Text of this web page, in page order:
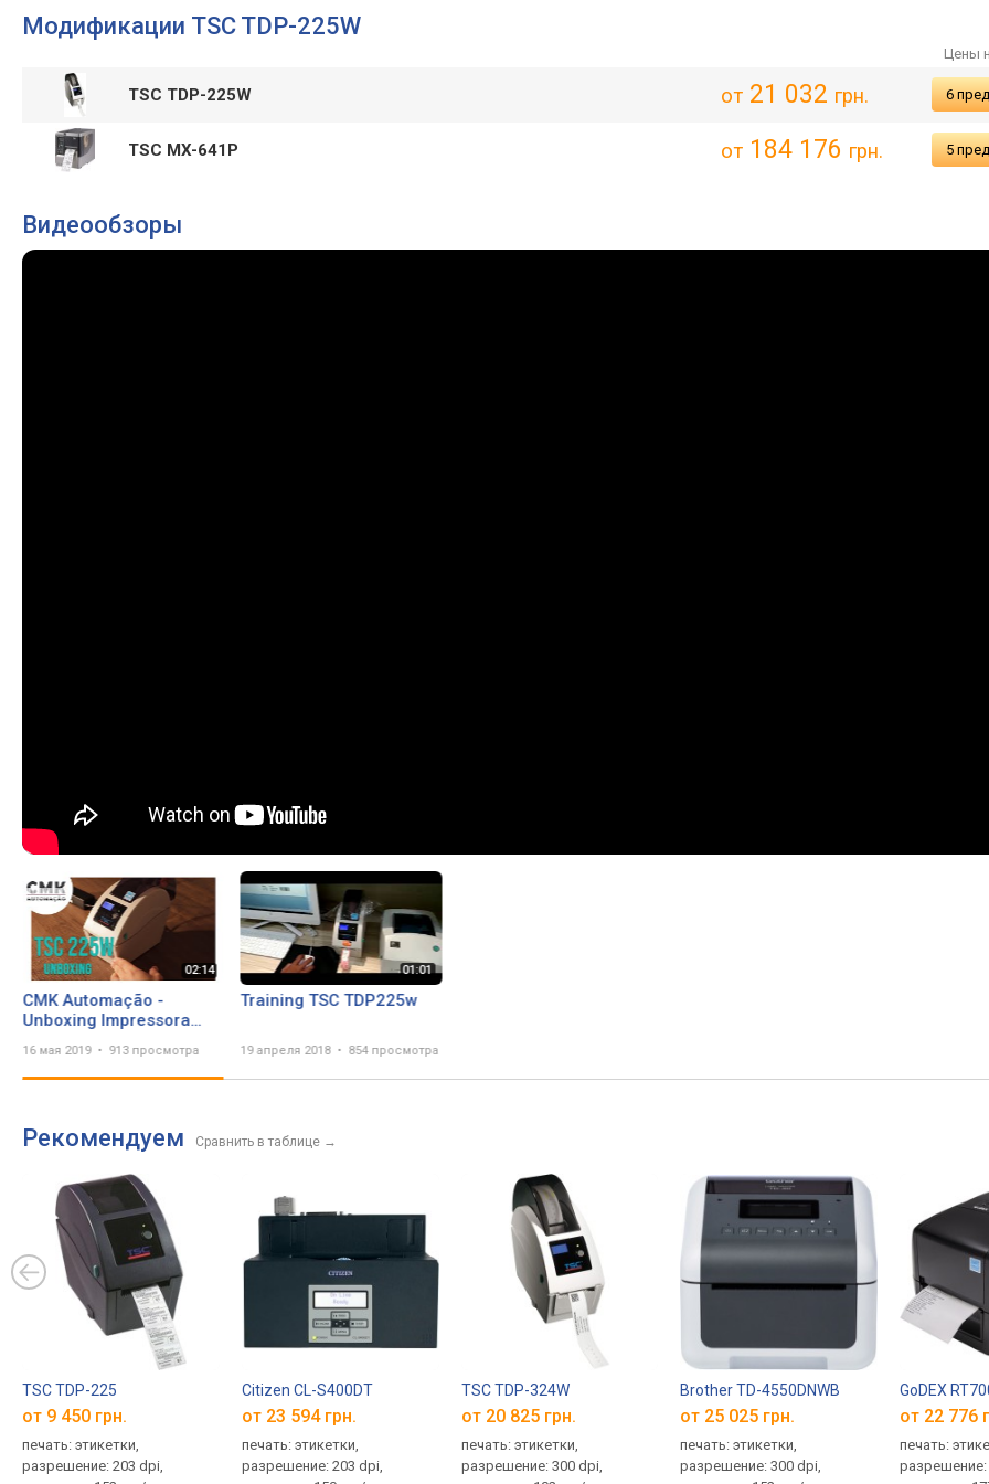
Модификации TSC TDP-225W
Цены
TSC TDP-225W от21 032 грн. 6
TSC MX-641P от184 176 грн. 5
Видеообзоры
CMK Automação -
Unboxing Impressora
16 мая 2019 913 просмотра
Training TSC TDP225w
19 апреля 2018 854 просмотра
Рекомендуем Сравнить в таблице →
TSC TDP-225
от 9 450 грн.
печать: этикетки,
разрешение: 203 dpi,
Citizen CL-S400DT
от 23 594 грн.
печать: этикетки,
разрешение: 203 dpi,
TSC TDP-324W
от 20 825 грн.
печать: этикетки,
разрешение: 300 dpi,
Brother TD-4550DNWB
от 25 025 грн.
печать: этикетки,
разрешение: 300 dpi,
GoDEX
от 22 776
печать:
разрешение: